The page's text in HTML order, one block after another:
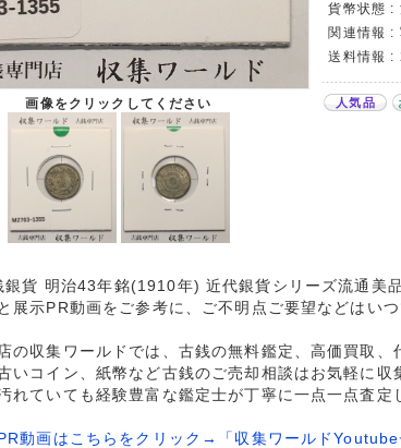
画像をクリックしてください
貨幣状態 :
関連情報 :
送料情報 :
人気品
貨 明治43年銘(1910年) 近代銀貨シリーズ流通美
展示PR動画をご参考に、ご不明点ご要望などはい
の収集ワールドでは、古銭の無料鑑定、高価買取、
いコイン、紙幣など古銭のご売却相談はお気軽に収
れていても経験豊富な鑑定士が丁寧に一点一点査定
動画はこちらをクリック→「収集ワールドYoutube